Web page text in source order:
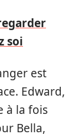
soi
est
Edward,
à la fois
Bella,